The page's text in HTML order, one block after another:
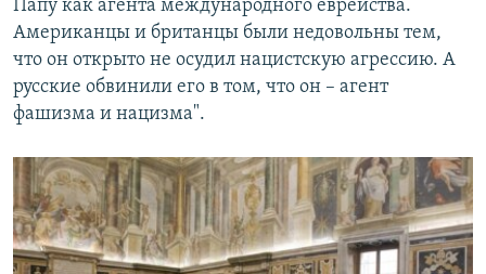
Папу как агента международного еврейства.
Американцы и британцы были недовольны тем,
что он открыто не осудил нацистскую агрессию. А
русские обвинили его в том, что он – агент
фашизма и нацизма".